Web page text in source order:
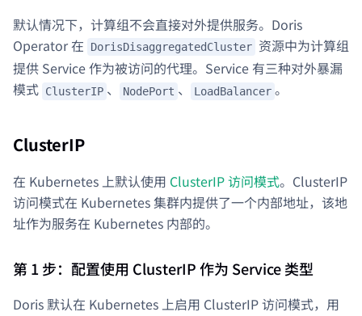
默认情况下，计算组不会直接对外提供服务。Doris
Operator 在
DorisDisaggregatedCluster 资源中为计算组
提供 Service 作为被访问的代理。Service 有三种对外暴漏
模式 ClusterIP 、 NodePort 、 LoadBalancer 。
ClusterIP
在 Kubernetes 上默认使用 ClusterIP 访问模式。ClusterIP
访问模式在 Kubernetes 集群内提供了一个内部地址，该地
址作为服务在 Kubernetes 内部的。
第 1 步：配置使用 ClusterIP 作为 Service 类型
Doris 默认在 Kubernetes 上启用 ClusterIP 访问模式，用